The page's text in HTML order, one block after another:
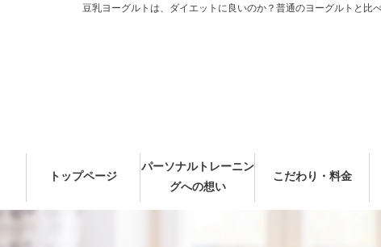
豆乳ヨーグルトは、ダイエットに良いのか？普通のヨーグルトと比
トップページ
パーソナルトレーニン
グへの想い
こだわり・料金